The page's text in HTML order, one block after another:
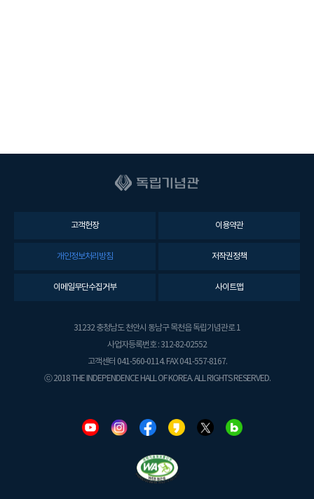
고객헌장 이용약관
개인정보처리방침 저작권정책
이메일무단수집거부 사이트맵
31232 충청남도 천안시 동남구 목천읍 독립기념관로 1
사업자등록번호 : 312-82-02552
고객센터 041-560-0114. FAX 041-557-8167.
ⓒ 2018 THE INDEPENDENCE HALL OF KOREA. ALL RIGHTS RESERVED.